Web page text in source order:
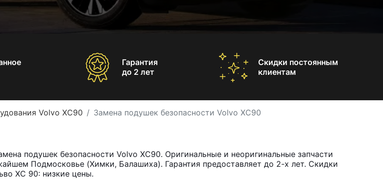
Гарантия
до 2 лет
Скидки постоянным
клиентам
Volvo XC90 Замена подушек безопасности Volvo XC90
подушек безопасности Volvo XC90. Оригинальные и неоригинальные запчасти
Подмосковье (Химки, Балашиха). Гарантия предоставляет до 2-х лет. Скидки
ХС 90: низкие цены.